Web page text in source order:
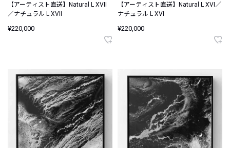
【アーティスト直送】Natural L XVII
／ナチュラル L XVII
¥220,000
【アーティスト直送】Natural L XVI／
ナチュラル L XVI
¥220,000